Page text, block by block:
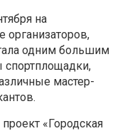
на
одним большим
спортплощадки,
мастер-
«Городская